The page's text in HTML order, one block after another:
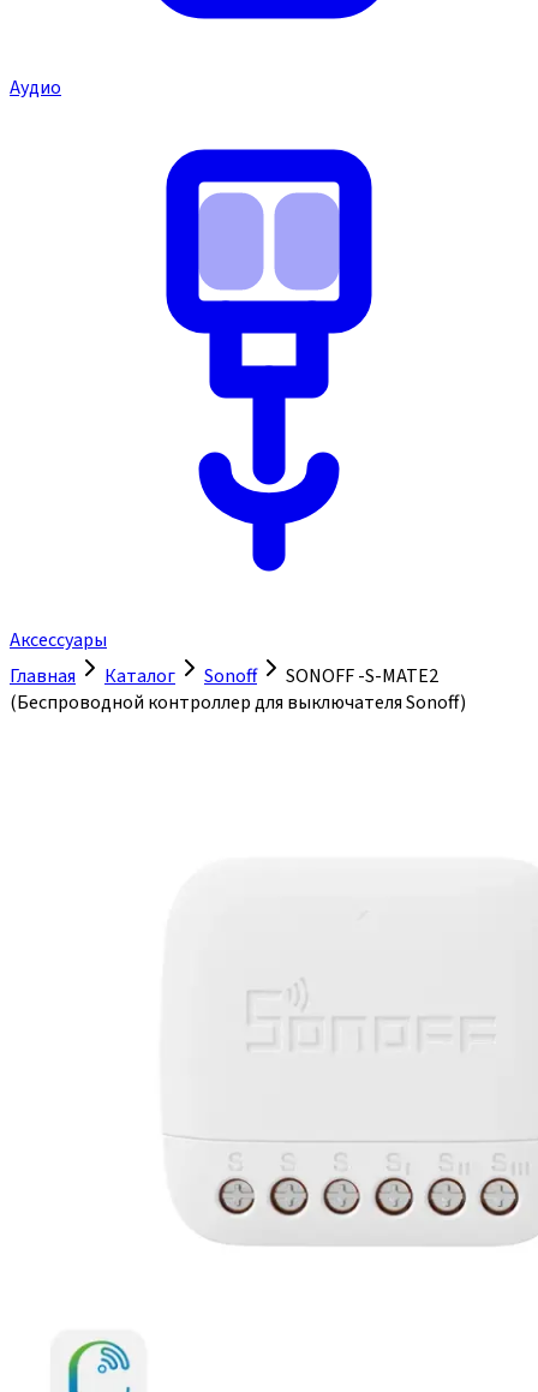
Аудио
Аксессуары
Главная
Каталог Sonoff
SONOFF -S-MATE2
(Беспроводной контроллер для выключателя Sonoff)